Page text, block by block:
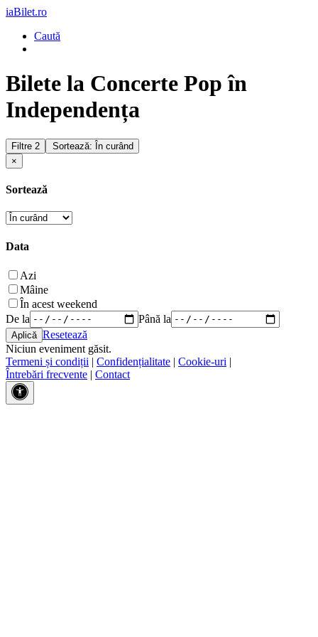
iaBilet.ro
Caută
Bilete la Concerte Pop în
Independența
Filtre 2
Sortează: În curând
×
Sortează
Data
Azi
Mâine
În acest weekend
De la
Până la
Resetează
Niciun eveniment găsit.
Termeni și condiții | Confidențialitate | Cookie-uri |
Întrebări frecvente | Contact